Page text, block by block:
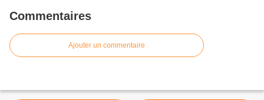
Commentaires
Ajouter un commentaire